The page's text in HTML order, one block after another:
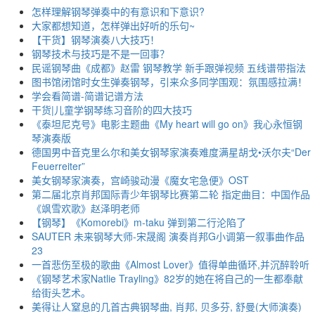
怎样理解钢琴弹奏中的有意识和下意识?
大家都想知道，怎样弹出好听的乐句~
【干货】钢琴演奏八大技巧！
钢琴技术与技巧是不是一回事？
民谣钢琴曲《成都》赵雷 钢琴教学 新手跟弹视频 五线谱带指法
图书馆闭馆时女生弹奏钢琴，引来众多同学围观：氛围感拉满！
学会看简谱-简谱记谱方法
干货|儿童学钢琴练习音阶的四大技巧
《泰坦尼克号》电影主题曲《My heart will go on》我心永恒钢
琴演奏版
德国男中音克里么尔和美女钢琴家演奏难度满星胡戈•沃尔夫“Der
Feuerreiter”
美女钢琴家演奏，宫崎骏动漫《魔女宅急便》OST
第二届北京肖邦国际青少年钢琴比赛第二轮 指定曲目：中国作品
《飒雪欢歌》赵泽明老师
【钢琴】《Komorebi》m-taku 弹到第二行沦陷了
SAUTER 未来钢琴大师-宋晟阁 演奏肖邦G小调第一叙事曲作品
23
一首悲伤至极的歌曲《Almost Lover》值得单曲循环,并沉醉聆听
《钢琴艺术家Natlie Trayling》82岁的她在将自己的一生都奉献
给街头艺术。
美得让人窒息的几首古典钢琴曲, 肖邦, 贝多芬, 舒曼(大师演奏)